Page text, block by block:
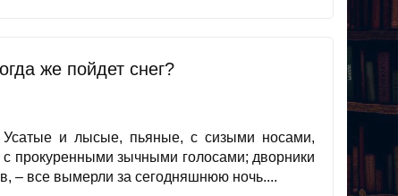
же пойдет снег?
Усатые и лысые, пьяные, с сизыми носами,
прокуренными зычными голосами; дворники
– все вымерли за сегодняшнюю ночь....